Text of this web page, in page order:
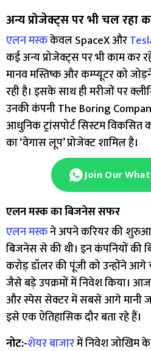
अन्य प्रोजेक्ट्स पर भी चल रहा
एलन मस्ककेवल SpaceX और
कई अन्य प्रोजेक्ट्स पर भी काम कर
मानव मस्तिष्क और कम्प्यूटर को
रही है। इसके साथ ही मरीजों पर
उनकी कंपनी The Boring
आधुनिक ट्रांसपोर्ट सिस्टम
का ‘वेगास लूप’ प्रोजेक्ट शामिल है।
Join Our
एलन मस्क का बिजनेस सफर
एलन मस्कने अपने करियर की
बिजनेस से की थी। इन कंपनियों की
करोड़ डॉलर की पूंजी को उन्होंने
जैसे बड़े उपक्रमों में निवेश किया।
और स्पेस सेक्टर में सबसे आगे मानी
इसे एक ऐतिहासिक दौर बता रहे हैं।
नोट:-शेयर बाजारमें निवेश जोखिम के